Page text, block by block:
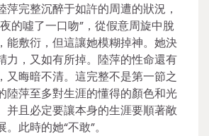
萍完整沉醉于如許的周遭的狀況，
的噓了一口吻”，從假意周旋中脫
能敷衍，但這讓她模糊掉神。她決
力，又如有所掉。陸萍的性命還有
又晦暗不清。這完整不是第一節之
陸萍至多對生涯的懂得的顏色和光
并且必定要讓本身的生涯要順著敞
此時的她“不敢”。